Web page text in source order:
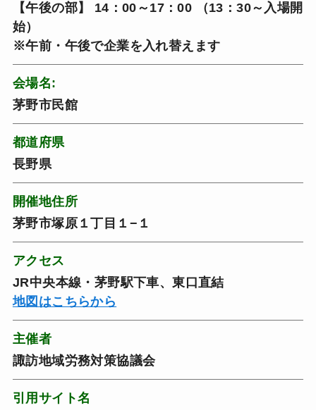
【午後の部】 14：00～17：00 （13：30～入場開
始）
※午前・午後で企業を入れ替えます
会場名:
茅野市民館
都道府県
長野県
開催地住所
茅野市塚原１丁目１−１
アクセス
JR中央本線・茅野駅下車、東口直結
地図はこちらから
主催者
諏訪地域労務対策協議会
引用サイト名